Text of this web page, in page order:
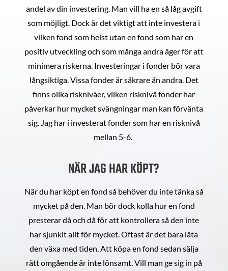
andel av din investering. Man vill ha en så låg avgift
som möjligt. Dock är det viktigt att inte investera i
vilken fond som helst utan en fond som har en
positiv utveckling och som många andra äger för att
minimera riskerna. Investeringar i fonder bör vara
långsiktiga. Vissa fonder är säkrare än andra. Det
finns olika risknivåer, vilken risknivå fonder har
påverkar hur mycket svängningar man kan förvänta
sig. Jag har i investerat fonder som har en risknivå
mellan 5-6.
NÄR JAG HAR KÖPT?
När du har köpt en fond så behöver du inte tänka så
mycket på den. Man bör dock kolla hur en fond
presterar då och då för att kontrollera så den inte
har sjunkit allt för mycket. Oftast är det bara låta
den växa med tiden. Att köpa en fond sedan sälja
rätt omgående är inte lönsamt. Vill man ge sig in på